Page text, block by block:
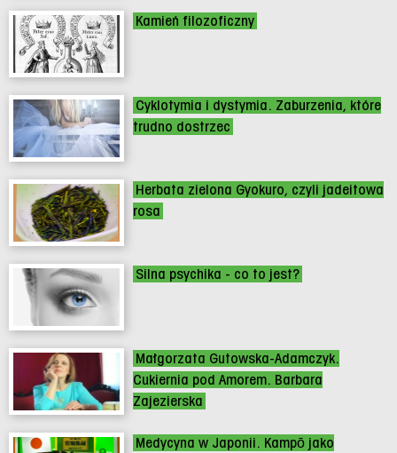
Kamień filozoficzny
Cyklotymia i dystymia. Zaburzenia, które
trudno dostrzec
Herbata zielona Gyokuro, czyli jadeitowa
rosa
Silna psychika - co to jest?
Małgorzata Gutowska-Adamczyk.
Cukiernia pod Amorem. Barbara
Zajezierska
Medycyna w Japonii. Kampō jako